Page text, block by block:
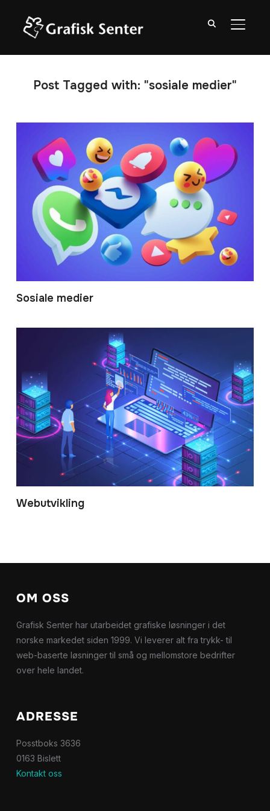
Post Tagged with: "sosiale medier"
Sosiale medier
Webutvikling
OM OSS
Grafisk Senter har utarbeidet grafiske løsninger i det
norske markedet siden 1999. Vi leverer alt fra trykk- til
web-baserte løsninger til små og mellomstore bedrifter
over hele landet.
ADRESSE
Posstboks 3636
0163 Bislett
Kontakt oss